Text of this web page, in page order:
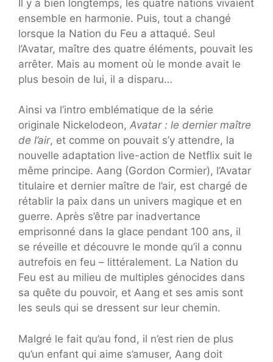
Il y a bien longtemps, les quatre nations vivaient
ensemble en harmonie. Puis, tout a changé
lorsque la Nation du Feu a attaqué. Seul
l’Avatar, maître des quatre éléments, pouvait les
arrêter. Mais au moment où le monde avait le
plus besoin de lui, il a disparu…
Ainsi va l’intro emblématique de la série
originale Nickelodeon, Avatar : le dernier maître
de l’air, et comme on pouvait s’y attendre, la
nouvelle adaptation live-action de Netflix suit le
même principe. Aang (Gordon Cormier), l’Avatar
titulaire et dernier maître de l’air, est chargé de
rétablir la paix dans un univers magique et en
guerre. Après s’être par inadvertance
emprisonné dans la glace pendant 100 ans, il
se réveille et découvre le monde qu’il a connu
autrefois en feu – littéralement. La Nation du
Feu est au milieu de multiples génocides dans
sa quête du pouvoir, et Aang et ses amis sont
les seuls qui se dressent sur leur chemin.
Malgré le fait qu’au fond, il n’est rien de plus
qu’un enfant qui aime s’amuser, Aang doit